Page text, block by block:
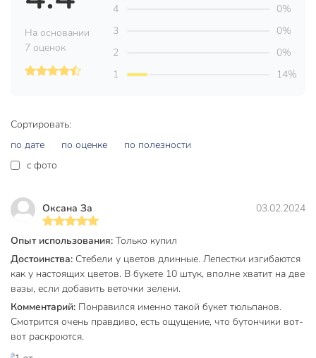
Вы можете приобрести «Цветок искусственный
декоративный Тюльпаны, 45 см, персиковый, Y6-10412» и
другие товары в нашем интернет-магазине в Ставрополе
Страна производства
Материал
Тип
Размещение
для дома
в гостиную
Сортировать:
по дате
по оценке
по полезности
c фото
Оксана За 03.02.2024
Опыт использования: Только купил
Достоинства: Стебели у цветов длинные. Лепестки изгибаются
как у настоящих цветов. В букете 10 штук, вполне хватит на две
вазы, если добавить веточки зелени.
Комментарий: Понравился именно такой букет тюльпанов.
Смотрится очень правдиво, есть ощущение, что бутончики вот-
вот раскроются.
На основании
7 оценок
4
0%
3
0%
2
0%
1
14%